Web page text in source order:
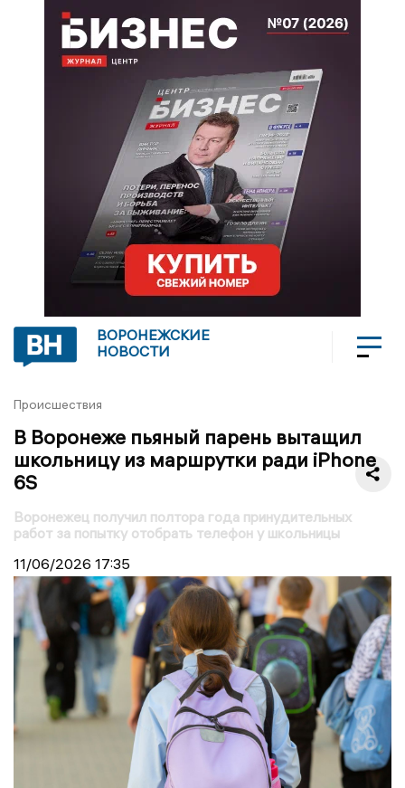
ВОРОНЕЖСКИЕ
НОВОСТИ
Происшествия
В Воронеже пьяный парень вытащил
школьницу из маршрутки ради iPhone
6S
Воронежец получил полтора года принудительных
работ за попытку отобрать телефон у школьницы
11/06/2026 17:35